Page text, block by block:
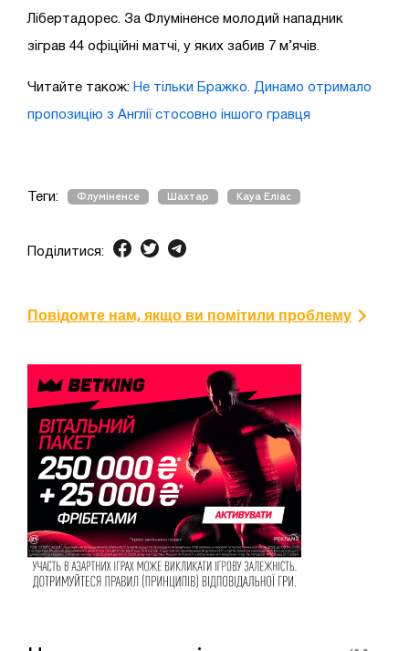
Лібертадорес. За Флуміненсе молодий нападник
зіграв 44 офіційні матчі, у яких забив 7 м’ячів.
Читайте також: Не тільки Бражко. Динамо отримало
пропозицію з Англії стосовно іншого гравця
Теги: Флуміненсе Шахтар Кауа Еліас
Поділитися:
Повідомте нам, якщо ви помітили проблему